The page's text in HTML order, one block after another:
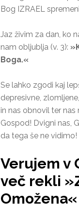
Bog IZRAEL
Jaz živim za dan, ko
nam obljublja (v. 3):
Boga.«
Se lahko zgodi kaj
depresivne,
in nas obnovil ter
Gospod! Dvigni nas,
da tega še ne vidimo!
Verujem v
več rekli
Omožena«